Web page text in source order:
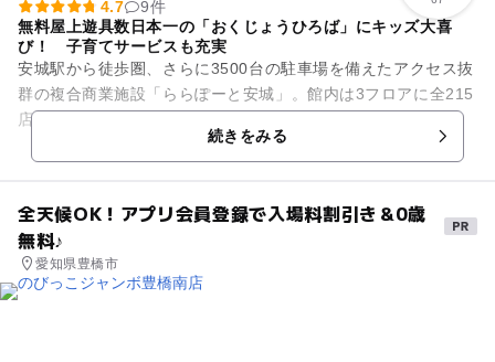
4.7
9件
無料屋上遊具数日本一の「おくじょうひろば」にキッズ大喜
び！ 子育てサービスも充実
安城駅から徒歩圏、さらに3500台の駐車場を備えたアクセス抜
群の複合商業施設「ららぽーと安城」。館内は3フロアに全215
店のショップがそろい、ショッピングから食事まで1日楽しめ
続きをみる
全天候OK！アプリ会員登録で入場料割引き＆0歳
無料♪
愛知県豊橋市